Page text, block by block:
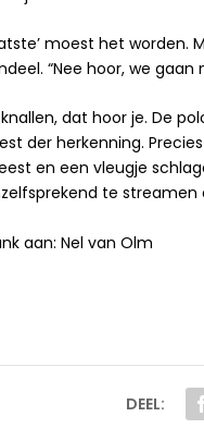
moest het worden.
“Nee hoor, we
dat hoor je. De
der herkenning.
en een vleugje
te
aan: Nel van Olm
DEEL: